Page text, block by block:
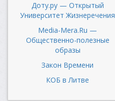
Доту.ру — Открытый
Университет Жизнеречения
Media-Mera.Ru —
Общественно-полезные
образы
Закон Времени
КОБ в Литве